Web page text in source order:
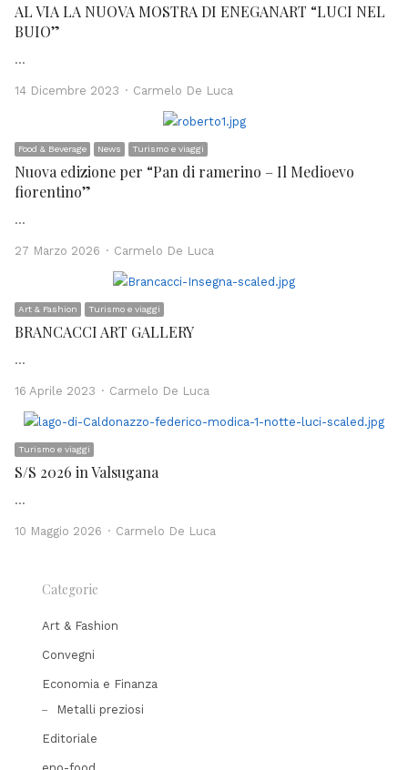
AL VIA LA NUOVA MOSTRA DI ENEGANART “LUCI NEL
BUIO”
…
14 Dicembre 2023 Author
Carmelo De Luca
Food & Beverage News Turismo e viaggi
Nuova edizione per “Pan di ramerino – Il Medioevo
fiorentino”
…
27 Marzo 2026 Author
Carmelo De Luca
Art & Fashion Turismo e viaggi
BRANCACCI ART GALLERY
…
16 Aprile 2023 Author
Carmelo De Luca
Turismo e viaggi
S/S 2026 in Valsugana
…
10 Maggio 2026 Author
Carmelo De Luca
Categorie
Art & Fashion
Convegni
Economia e Finanza
Metalli preziosi
Editoriale